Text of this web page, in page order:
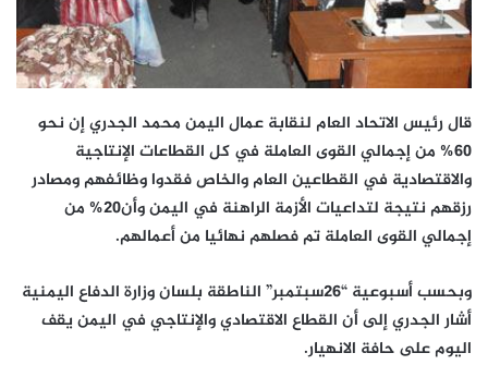
قال رئيس الاتحاد العام لنقابة عمال اليمن محمد الجدري إن نحو
60% من إجمالي القوى العاملة في كل القطاعات الإنتاجية
والاقتصادية في القطاعين العام والخاص فقدوا وظائفهم ومصادر
رزقهم نتيجة لتداعيات الأزمة الراهنة في اليمن وأن20% من
إجمالي القوى العاملة تم فصلهم نهائيا من أعمالهم.
وبحسب أسبوعية “26سبتمبر” الناطقة بلسان وزارة الدفاع اليمنية
أشار الجدري إلى أن القطاع الاقتصادي والإنتاجي في اليمن يقف
اليوم على حافة الانهيار.